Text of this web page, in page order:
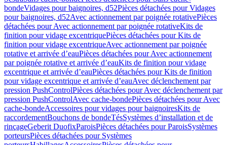
bondeVidages pour baignoires, d52Pièces détachées pour Vidages
pour baignoires, d52Avec actionnement par poignée rotativePièces
détachées pour Avec actionnement par poignée rotativeKits de
finition pour vidage excentriquePièces détachées pour Kits de
finition pour vidage excentriqueAvec actionnement par poignée
rotative et arrivée d’eauPièces détachées pour Avec actionnement
par poignée rotative et arrivée d’eauKits de finition pour vidage
excentrique et arrivée d’eauPièces détachées pour Kits de finition
pour vidage excentrique et arrivée d’eauAvec déclenchement par
pression PushControlPièces détachées pour Avec déclenchement par
pression PushControlAvec cache-bondePièces détachées pour Avec
cache-bondeAccessoires pour vidages pour baignoiresKits de
raccordementBouchons de bondeTésSystèmes d’installation et de
rinçageGeberit DuofixParoisPièces détachées pour ParoisSystèmes
porteursPièces détachées pour Systèmes